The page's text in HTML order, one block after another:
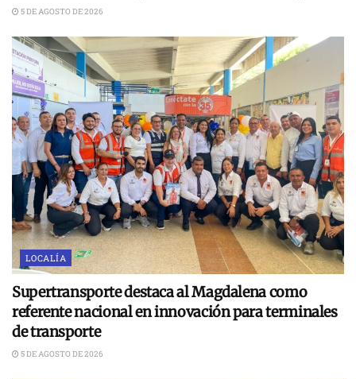
5 DE AGOSTO DE 2026
LOCALÍA
Supertransporte destaca al Magdalena como
referente nacional en innovación para terminales
de transporte
5 DE AGOSTO DE 2026